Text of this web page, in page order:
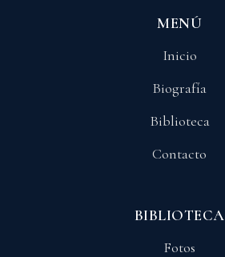
MENÚ
Inicio
Biografía
Biblioteca
Contacto
BIBLIOTECA
Fotos